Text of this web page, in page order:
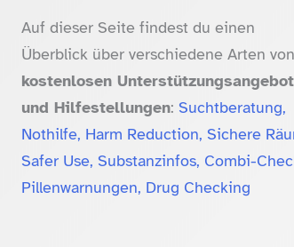
Auf dieser Seite findest du einen
Überblick über verschiedene Arten von
kostenlosen
und Hilfestellungen: Suchtberatung,
Nothilfe, Harm Reduction, Sichere
Safer Use, Substanzinfos, Combi-
Pillenwarnungen, Drug Checking